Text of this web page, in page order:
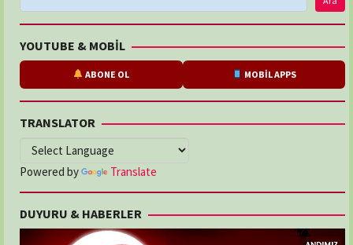
YOUTUBE & MOBİL
ABONE OL MOBİL APPS
TRANSLATOR
Powered by Translate
DUYURU & HABERLER